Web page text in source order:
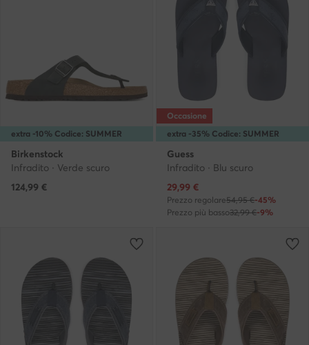
extra -10% Codice: SUMMER
Birkenstock
Infradito · Verde scuro
124,99 €
extra -35% Codice: SUMMER
Occasione
Guess
Infradito · Blu scuro
Prezzo attuale
29,99 €
Prezzo regolare54,95 €-45%
Prezzo più basso32,99 €-9%